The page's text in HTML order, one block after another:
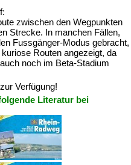
zwischen den Wegpunkten
Strecke. In manchen Fällen,
Fussgänger-Modus gebracht,
Routen angezeigt, da
noch im Beta-Stadium
Verfügung!
Literatur bei